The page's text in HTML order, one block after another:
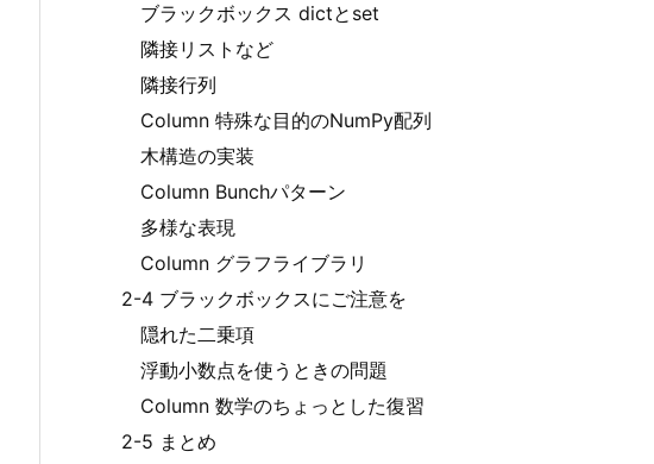
ブラックボックス dictとset
隣接リストなど
隣接行列
Column 特殊な目的のNumPy配列
木構造の実装
Column Bunchパターン
多様な表現
Column グラフライブラリ
2-4 ブラックボックスにご注意を
隠れた二乗項
浮動小数点を使うときの問題
Column 数学のちょっとした復習
2-5 まとめ